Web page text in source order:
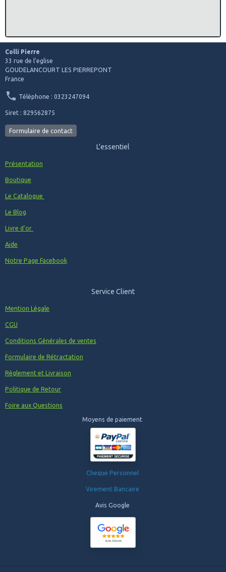
Colli Pierre
33 rue de l'eglise
GOUDELANCOURT LES PIERREPONT
France
Téléphone : 0323247094
Siret : 829562875
Formulaire de contact
L'essentiel
Présentation
Boutique
Le Catalogue
Le Blog
Livre d'or
Aide
Notre Page Facebook
Service Client
Mention Légale
CGU
Conditions Générales de ventes
Formulaire de Rétractation
Règlement et Livraison
Politique de Retour
Foire aux Questions
Moyens de paiement
Cheque Personnel
Virement Bancaire
Avis Google